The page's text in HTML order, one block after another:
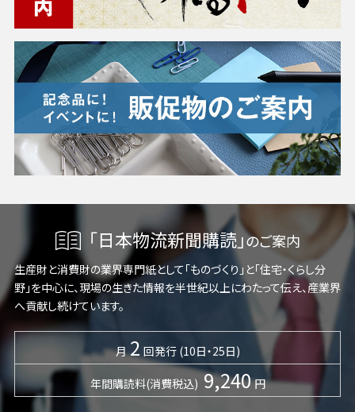
「日本物流新聞購読」のご案内
生産財と消費財の業界専門紙として「ものづくり」と「住宅・くらし分
野」を中心に、現場の生きた情報を半世紀以上にわたって伝え、産業界
へ貢献し続けています。
月 2 回発行 (10日・25日)
年間購読料(消費税込) 9,240 円